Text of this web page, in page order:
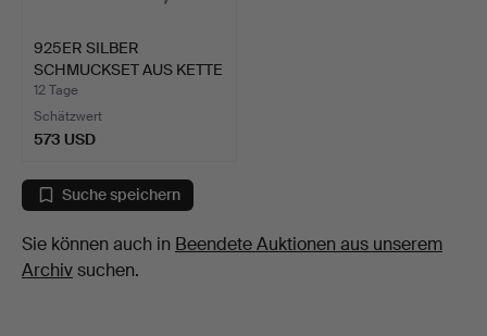
925ER SILBER
SCHMUCKSET AUS KETTE
UND ARMB…
12 Tage
Schätzwert
573 USD
Suche speichern
Sie können auch in Beendete Auktionen aus unserem
Archivsuchen.